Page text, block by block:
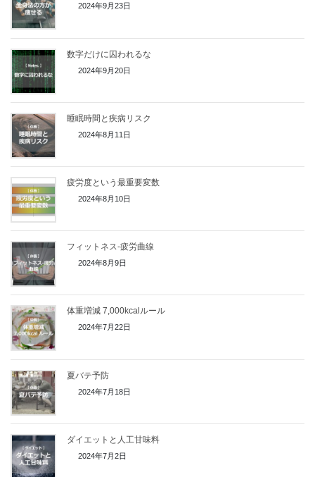
2024年9月23日
数字だけに囚われるな
2024年9月20日
睡眠時間と疾病リスク
2024年8月11日
疲労度という最重要変数
2024年8月10日
フィットネス-疲労曲線
2024年8月9日
体重増減 7,000kcalルール
2024年7月22日
夏バテ予防
2024年7月18日
ダイエットと人工甘味料
2024年7月2日